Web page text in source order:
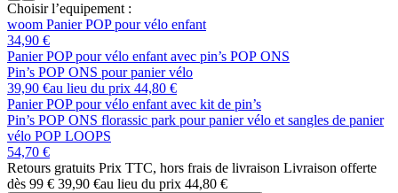
Choisir l’equipement :
woom Panier POP pour vélo enfant
34,90 €
Panier POP pour vélo enfant avec pin’s POP ONS
Pin’s POP ONS pour panier vélo
39,90 €au lieu du prix 44,80 €
Panier POP pour vélo enfant avec kit de pin’s
Pin’s POP ONS florassic park pour panier vélo et sangles de panier
vélo POP LOOPS
54,70 €
Retours gratuits Prix TTC, hors frais de livraison Livraison offerte
dès 99 € 39,90 €au lieu du prix 44,80 €